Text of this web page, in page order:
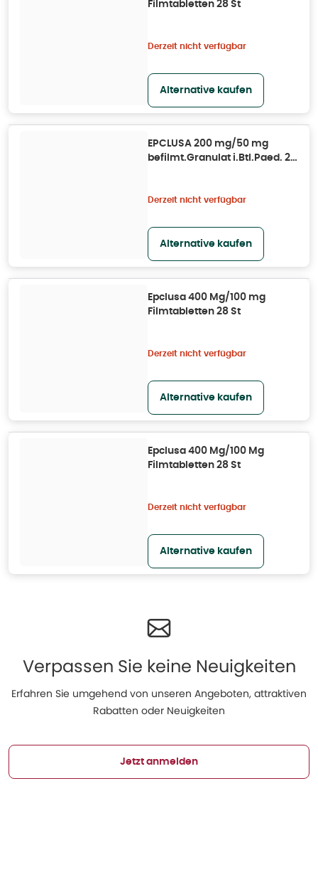
Filmtabletten 28 St
Derzeit nicht verfügbar
Alternative kaufen
EPCLUSA 200 mg/50 mg
befilmt.Granulat i.Btl.Paed. 28
Derzeit nicht verfügbar
Alternative kaufen
Epclusa 400 Mg/100 mg
Filmtabletten 28 St
Derzeit nicht verfügbar
Alternative kaufen
Epclusa 400 Mg/100 Mg
Filmtabletten 28 St
Derzeit nicht verfügbar
Alternative kaufen
Verpassen Sie keine Neuigkeiten
Erfahren Sie umgehend von unseren Angeboten, attraktiven
Rabatten oder Neuigkeiten
Jetzt anmelden